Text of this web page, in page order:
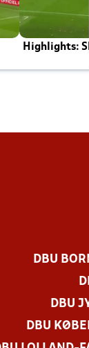
Highlights:
DBU
DBU
DBU